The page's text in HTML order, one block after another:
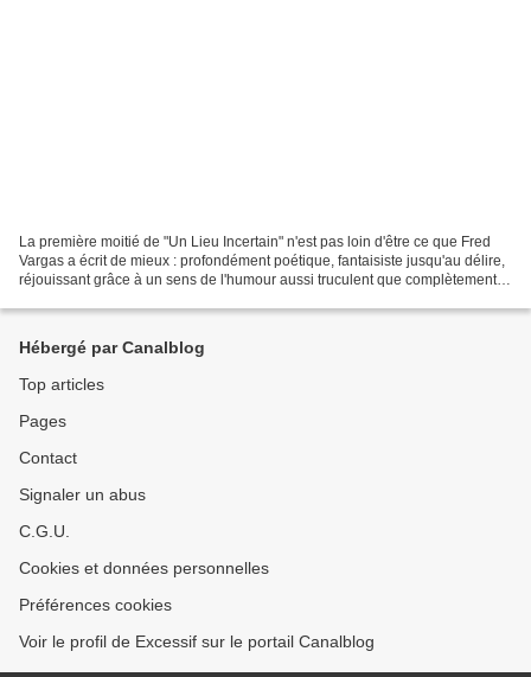
La première moitié de "Un Lieu Incertain" n'est pas loin d'être ce que Fred
Vargas a écrit de mieux : profondément poétique, fantaisiste jusqu'au délire,
réjouissant grâce à un sens de l'humour aussi truculent que complètement
Hébergé par Canalblog
Top articles
Pages
Contact
Signaler un abus
C.G.U.
Cookies et données personnelles
Préférences cookies
Voir le profil de Excessif sur le portail Canalblog